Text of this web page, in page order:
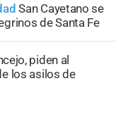
San Cayetano se
de Santa Fe
piden al
los asilos de